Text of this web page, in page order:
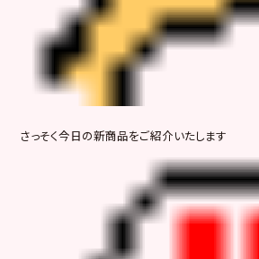
さっそく今日の新商品をご紹介いたします